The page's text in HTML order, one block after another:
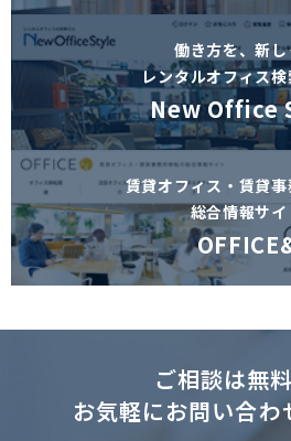
働き方を、新
レンタルオフィス
New Office
賃貸オフィス・賃貸
総合情報サイ
ご相談は無
お気軽にお問い合わ